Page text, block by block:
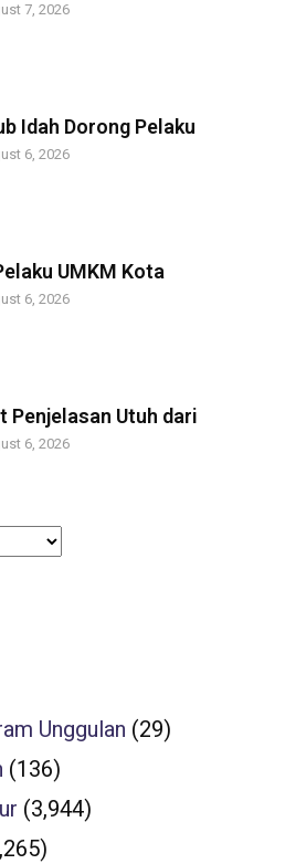
7, 2026
Idah Dorong Pelaku
6, 2026
UMKM Kota
6, 2026
Penjelasan Utuh dari
6, 2026
Unggulan (29)
(136)
(3,944)